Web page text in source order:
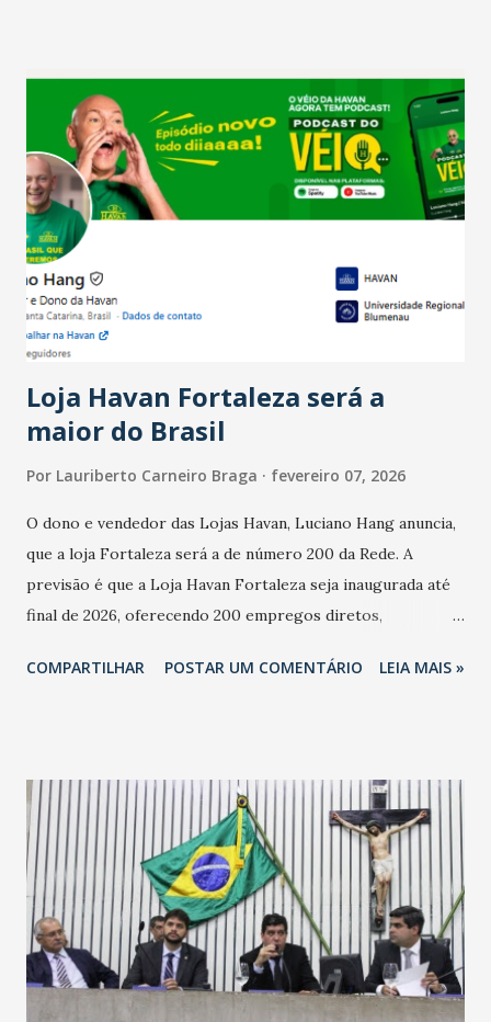
confraternizações de fim de ano e pelo pagamento do 13º
Salário para um número maior de trabalhadores, já que o
país tem a menor taxa de desemprego dos anos recentes.
Ainda segundo a Pesquisa, em novembro de 2025, 40% dos
bares e restaurantes operaram com lucro e outros 40%
registraram equilíbrio financeiro. Já o percentual de
estabelecimentos no prejuízo ficou em 19%, pouco abaixo
do observado no mês anterior. Outros 1% não existiam em
novembro. Em relação a outubro, o faturamento também
cresceu. De acordo com a pesquisa, 44% dos n...
Loja Havan Fortaleza será a
maior do Brasil
Por Lauriberto Carneiro Braga fevereiro 07, 2026
O dono e vendedor das Lojas Havan, Luciano Hang anuncia,
que a loja Fortaleza será a de número 200 da Rede. A
previsão é que a Loja Havan Fortaleza seja inaugurada até
final de 2026, oferecendo 200 empregos diretos,
Havan Fortaleza ainda não foi anunciada oficialmente, mas
COMPARTILHAR POSTAR UM COMENTÁRIO LEIA MAIS »